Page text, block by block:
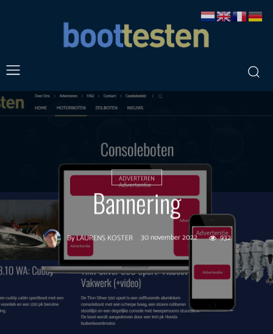
ADVERTEREN
Bannering
ByLAURENS KOSTER 30 november 2022 932